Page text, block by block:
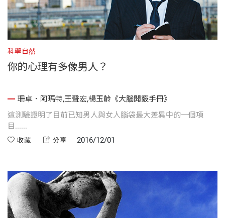
科學自然
你的心理有多像男人？
珊卓．阿瑪特,王聲宏,楊玉齡《大腦開竅手冊》
這測驗證明了目前已知男人與女人腦袋最大差異中的一個項
目......
收藏 分享 2016/12/01